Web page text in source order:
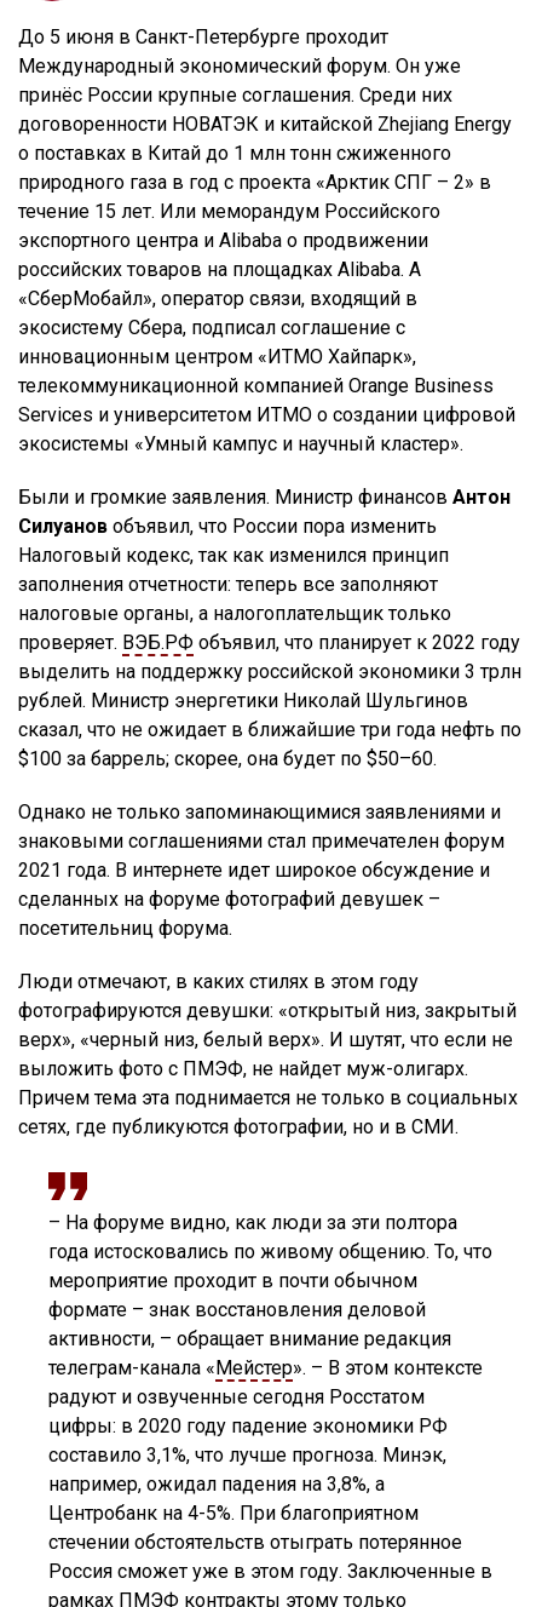
До 5 июня в Санкт-Петербурге проходит
Международный экономический форум. Он уже
принёс России крупные соглашения. Среди них
договоренности НОВАТЭК и китайской Zhejiang Energy
о поставках в Китай до 1 млн тонн сжиженного
природного газа в год с проекта «Арктик СПГ – 2» в
течение 15 лет. Или меморандум Российского
экспортного центра и Alibaba о продвижении
российских товаров на площадках Alibaba. А
«СберМобайл», оператор связи, входящий в
экосистему Сбера, подписал соглашение с
инновационным центром «ИТМО Хайпарк»,
телекоммуникационной компанией Orange Business
Services и университетом ИТМО о создании цифровой
экосистемы «Умный кампус и научный кластер».
Были и громкие заявления. Министр финансов Антон
Силуанов объявил, что России пора изменить
Налоговый кодекс, так как изменился принцип
заполнения отчетности: теперь все заполняют
налоговые органы, а налогоплательщик только
проверяет. ВЭБ.РФ объявил, что планирует к 2022 году
выделить на поддержку российской экономики 3 трлн
рублей. Министр энергетики Николай Шульгинов
сказал, что не ожидает в ближайшие три года нефть по
$100 за баррель; скорее, она будет по $50–60.
Однако не только запоминающимися заявлениями и
знаковыми соглашениями стал примечателен форум
2021 года. В интернете идет широкое обсуждение и
сделанных на форуме фотографий девушек –
посетительниц форума.
Люди отмечают, в каких стилях в этом году
фотографируются девушки: «открытый низ, закрытый
верх», «черный низ, белый верх». И шутят, что если не
выложить фото с ПМЭФ, не найдет муж-олигарх.
Причем тема эта поднимается не только в социальных
сетях, где публикуются фотографии, но и в СМИ.
– На форуме видно, как люди за эти полтора
года истосковались по живому общению. То, что
мероприятие проходит в почти обычном
формате – знак восстановления деловой
активности, – обращает внимание редакция
телеграм-канала « Мейстер». – В этом контексте
радуют и озвученные сегодня Росстатом
цифры: в 2020 году падение экономики РФ
составило 3,1%, что лучше прогноза. Минэк,
например, ожидал падения на 3,8%, а
Центробанк на 4-5%. При благоприятном
стечении обстоятельств отыграть потерянное
Россия сможет уже в этом году. Заключенные в
рамках ПМЭФ контракты этому только